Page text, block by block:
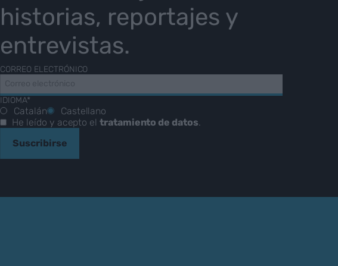
historias, reportajes y
entrevistas.
CORREO ELECTRÓNICO
IDIOMA*
Catalán
Castellano
He leído y acepto eltratamiento de datos
Suscribirse